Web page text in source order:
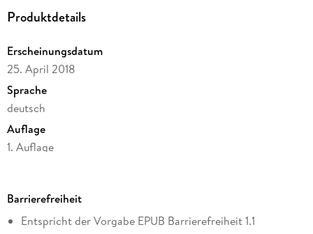
Produktdetails
Erscheinungsdatum
25. April 2018
Sprache
deutsch
Auflage
1. Auflage
Dateigröße
6,00 MB
Barrierefreiheit
Entspricht der Vorgabe EPUB Barrierefreiheit 1.1